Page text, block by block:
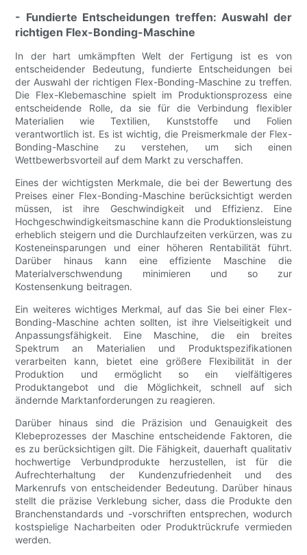
- Fundierte Entscheidungen treffen: Auswahl der
richtigen Flex-Bonding-Maschine
In der hart umkämpften Welt der Fertigung ist es von
entscheidender Bedeutung, fundierte Entscheidungen bei
der Auswahl der richtigen Flex-Bonding-Maschine zu treffen.
Die Flex-Klebemaschine spielt im Produktionsprozess eine
entscheidende Rolle, da sie für die Verbindung flexibler
Materialien wie Textilien, Kunststoffe und Folien
verantwortlich ist. Es ist wichtig, die Preismerkmale der Flex-
Bonding-Maschine zu verstehen, um sich einen
Wettbewerbsvorteil auf dem Markt zu verschaffen.
Eines der wichtigsten Merkmale, die bei der Bewertung des
Preises einer Flex-Bonding-Maschine berücksichtigt werden
müssen, ist ihre Geschwindigkeit und Effizienz. Eine
Hochgeschwindigkeitsmaschine kann die Produktionsleistung
erheblich steigern und die Durchlaufzeiten verkürzen, was zu
Kosteneinsparungen und einer höheren Rentabilität führt.
Darüber hinaus kann eine effiziente Maschine die
Materialverschwendung minimieren und so zur
Kostensenkung beitragen.
Ein weiteres wichtiges Merkmal, auf das Sie bei einer Flex-
Bonding-Maschine achten sollten, ist ihre Vielseitigkeit und
Anpassungsfähigkeit. Eine Maschine, die ein breites
Spektrum an Materialien und Produktspezifikationen
verarbeiten kann, bietet eine größere Flexibilität in der
Produktion und ermöglicht so ein vielfältigeres
Produktangebot und die Möglichkeit, schnell auf sich
ändernde Marktanforderungen zu reagieren.
Darüber hinaus sind die Präzision und Genauigkeit des
Klebeprozesses der Maschine entscheidende Faktoren, die
es zu berücksichtigen gilt. Die Fähigkeit, dauerhaft qualitativ
hochwertige Verbundprodukte herzustellen, ist für die
Aufrechterhaltung der Kundenzufriedenheit und des
Markenrufs von entscheidender Bedeutung. Darüber hinaus
stellt die präzise Verklebung sicher, dass die Produkte den
Branchenstandards und -vorschriften entsprechen, wodurch
kostspielige Nacharbeiten oder Produktrückrufe vermieden
werden.